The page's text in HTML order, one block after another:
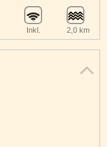
Inkl. 2,0 km